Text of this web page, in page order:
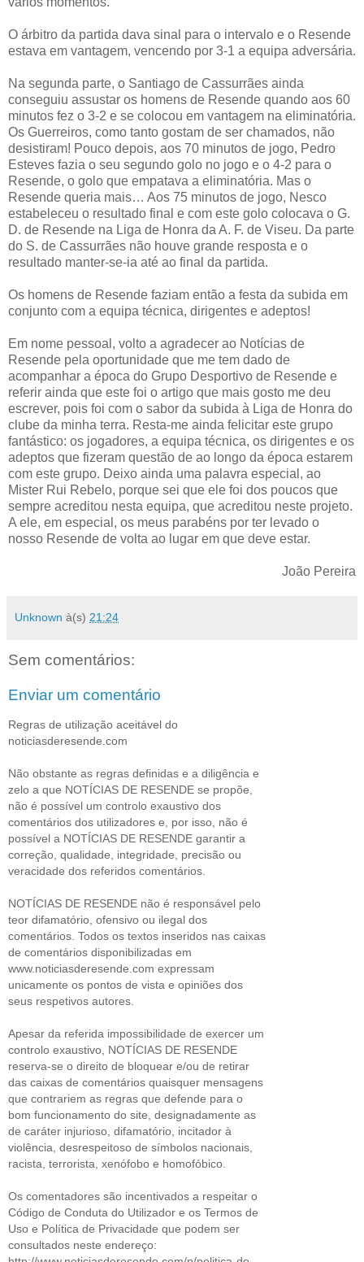
O árbitro da partida dava sinal para o intervalo e o Resende
estava em vantagem, vencendo por 3-1 a equipa adversária.
Na segunda parte, o Santiago de Cassurrães ainda
conseguiu assustar os homens de Resende quando aos 60
minutos fez o 3-2 e se colocou em vantagem na eliminatória.
Os Guerreiros, como tanto gostam de ser chamados, não
desistiram! Pouco depois, aos 70 minutos de jogo, Pedro
Esteves fazia o seu segundo golo no jogo e o 4-2 para o
Resende, o golo que empatava a eliminatória. Mas o
Resende queria mais… Aos 75 minutos de jogo, Nesco
estabeleceu o resultado final e com este golo colocava o G.
D. de Resende na Liga de Honra da A. F. de Viseu. Da parte
do S. de Cassurrães não houve grande resposta e o
resultado manter-se-ia até ao final da partida.
Os homens de Resende faziam então a festa da subida em
conjunto com a equipa técnica, dirigentes e adeptos!
Em nome pessoal, volto a agradecer ao Notícias de
Resende pela oportunidade que me tem dado de
acompanhar a época do Grupo Desportivo de Resende e
referir ainda que este foi o artigo que mais gosto me deu
escrever, pois foi com o sabor da subida à Liga de Honra do
clube da minha terra. Resta-me ainda felicitar este grupo
fantástico: os jogadores, a equipa técnica, os dirigentes e os
adeptos que fizeram questão de ao longo da época estarem
com este grupo. Deixo ainda uma palavra especial, ao
Mister Rui Rebelo, porque sei que ele foi dos poucos que
sempre acreditou nesta equipa, que acreditou neste projeto.
A ele, em especial, os meus parabéns por ter levado o
nosso Resende de volta ao lugar em que deve estar.
João Pereira
Unknown à(s) 21:24
Sem comentários:
Enviar um comentário
Regras de utilização aceitável do
noticiasderesende.com
Não obstante as regras definidas e a diligência e
zelo a que NOTÍCIAS DE RESENDE se propõe,
não é possível um controlo exaustivo dos
comentários dos utilizadores e, por isso, não é
possível a NOTÍCIAS DE RESENDE garantir a
correção, qualidade, integridade, precisão ou
veracidade dos referidos comentários.
NOTÍCIAS DE RESENDE não é responsável pelo
teor difamatório, ofensivo ou ilegal dos
comentários. Todos os textos inseridos nas caixas
de comentários disponibilizadas em
www.noticiasderesende.com expressam
unicamente os pontos de vista e opiniões dos
seus respetivos autores.
Apesar da referida impossibilidade de exercer um
controlo exaustivo, NOTÍCIAS DE RESENDE
reserva-se o direito de bloquear e/ou de retirar
das caixas de comentários quaisquer mensagens
que contrariem as regras que defende para o
bom funcionamento do site, designadamente as
de caráter injurioso, difamatório, incitador à
violência, desrespeitoso de símbolos nacionais,
racista, terrorista, xenófobo e homofóbico.
Os comentadores são incentivados a respeitar o
Código de Conduta do Utilizador e os Termos de
Uso e Política de Privacidade que podem ser
consultados neste endereço: